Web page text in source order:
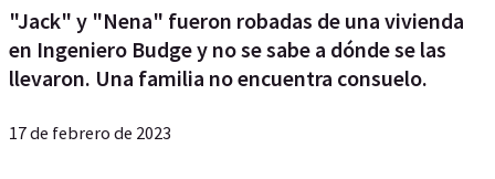
"Jack" y "Nena" fueron robadas de una vivienda
en Ingeniero Budge y no se sabe a dónde se las
llevaron. Una familia no encuentra consuelo.
17 de febrero de 2023